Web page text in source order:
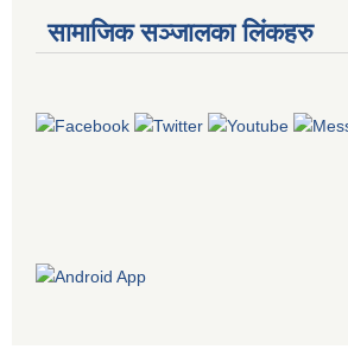
सामाजिक सञ्जालका लिंकहरु